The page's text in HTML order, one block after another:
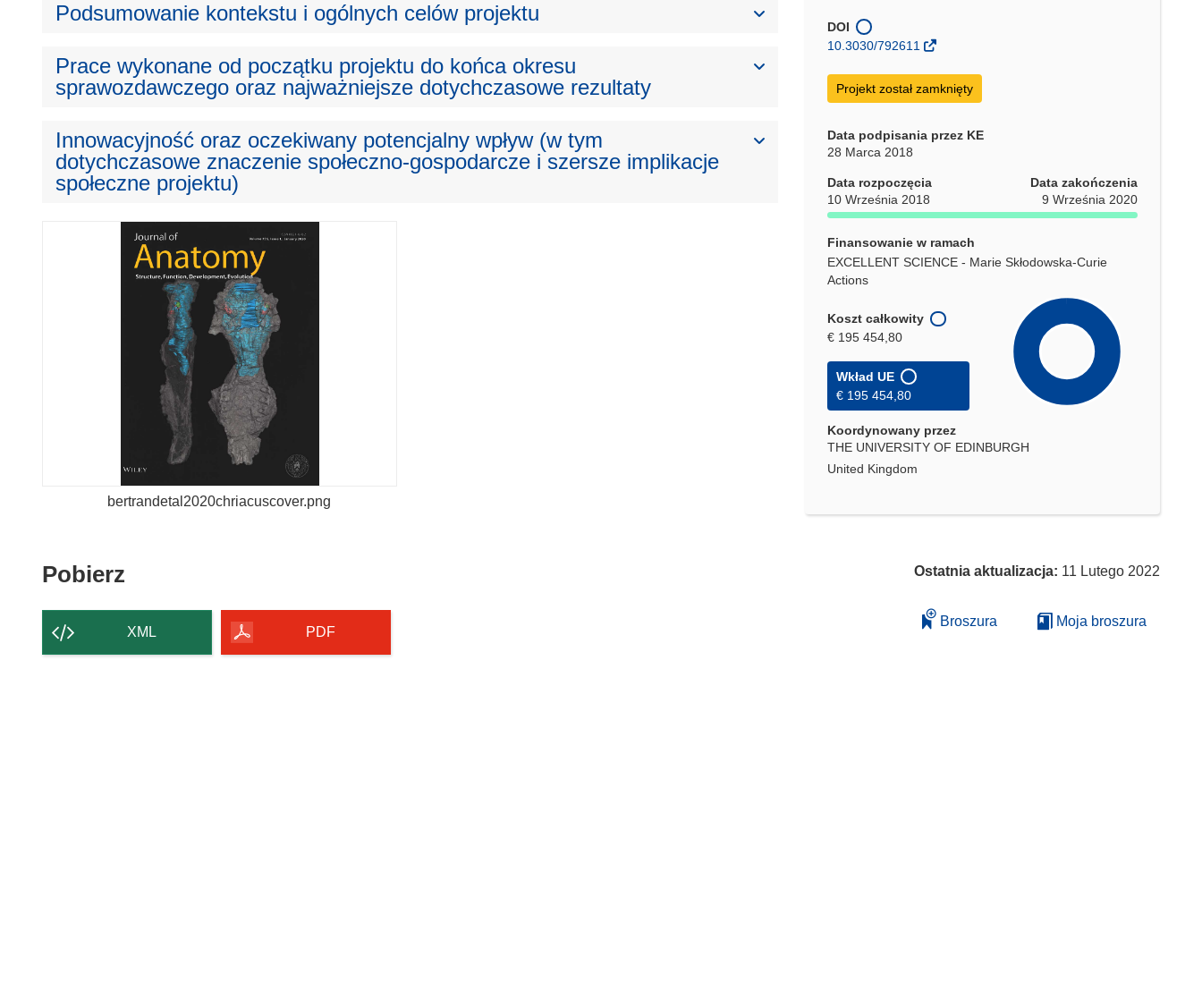
w
nowym
DOI
10.3030/792611
Projekt został zamknięty
Data podpisania przez KE
28 Marca 2018
Data rozpoczęcia
10 Września 2018
Data zakończenia
9 Września 2020
Finansowanie w ramach
EXCELLENT SCIENCE - Marie Skłodowska-Curie
Actions
Koszt całkowity
€ 195 454,80
Wkład UE
€ 195 454,80
Koordynowany przez
THE UNIVERSITY OF EDINBURGH
United Kingdom
Podsumowanie kontekstu i ogólnych celów projektu
Prace wykonane od początku projektu do końca okresu
sprawozdawczego oraz najważniejsze dotychczasowe rezultaty
Innowacyjność oraz oczekiwany potencjalny wpływ (w tym
dotychczasowe znaczenie społeczno-gospodarcze i szersze implikacje
społeczne projektu)
bertrandetal2020chriacuscover.png
Pobierz
strony
XML PDF
Ostatnia aktualizacja: 11 Lutego 2022
Broszura Moja broszura